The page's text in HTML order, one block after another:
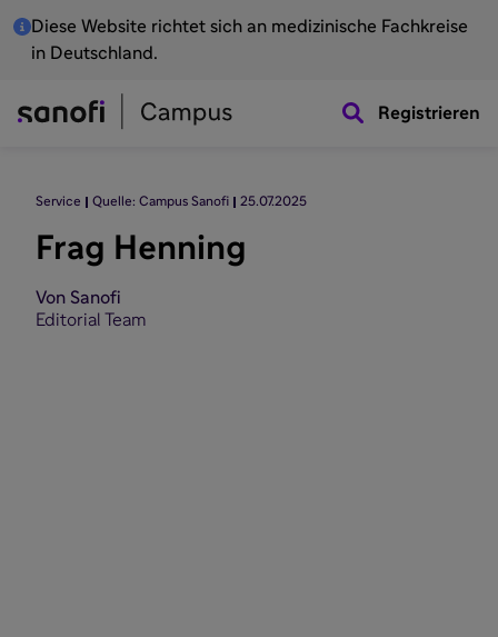
Diese Website richtet sich an medizinische Fachkreise
in Deutschland.
Registrieren
Service Quelle: Campus Sanofi 25.07.2025
Frag Henning
Von Sanofi
Editorial Team